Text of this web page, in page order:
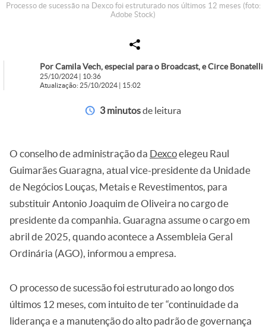
Processo de sucessão na Dexco foi estruturado nos últimos 12 meses (foto:
Adobe Stock)
Por Camila Vech, especial para o Broadcast, e Circe Bonatelli
25/10/2024 | 10:36
Atualização: 25/10/2024 | 15:02
3 minutosde leitura
O conselho de administração da Dexcoelegeu Raul
Guimarães Guaragna, atual vice-presidente da Unidade
de Negócios Louças, Metais e Revestimentos, para
substituir Antonio Joaquim de Oliveira no cargo de
presidente da companhia. Guaragna assume o cargo em
abril de 2025, quando acontece a Assembleia Geral
Ordinária (AGO), informou a empresa.
O processo de sucessão foi estruturado ao longo dos
últimos 12 meses, com intuito de ter “continuidade da
liderança e a manutenção do alto padrão de governança